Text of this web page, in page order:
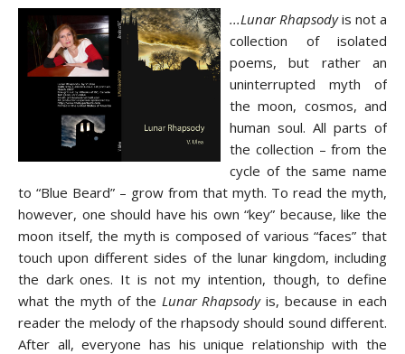
...Lunar Rhapsodyis not a
collection of isolated
poems, but rather an
uninterrupted myth of
the moon, cosmos, and
human soul. All parts of
the collection – from the
cycle of the same name
to “Blue Beard” – grow from that myth. To read the myth,
however, one should have his own “key” because, like the
moon itself, the myth is composed of various “faces” that
touch upon different sides of the lunar kingdom, including
the dark ones. It is not my intention, though, to define
what the myth of the Lunar Rhapsodyis, because in each
reader the melody of the rhapsody should sound different.
After all, everyone has his unique relationship with the